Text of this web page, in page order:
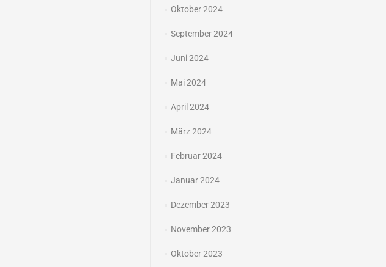
Oktober 2024
September 2024
Juni 2024
Mai 2024
April 2024
März 2024
Februar 2024
Januar 2024
Dezember 2023
November 2023
Oktober 2023